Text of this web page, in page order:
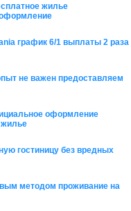
жилье
график 6/1 выплаты 2 раза
не важен предоставляем
оформление
жилье
гостиницу без вредных
методом проживание на